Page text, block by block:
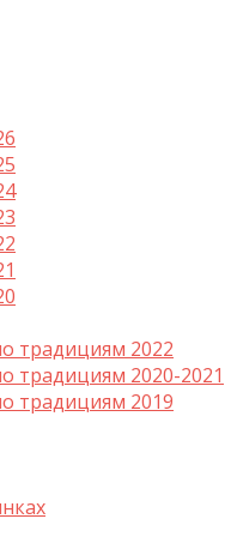
традициям 2022
традициям 2020-2021
традициям 2019